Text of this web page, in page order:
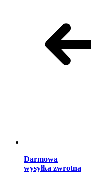
Darmowa
wysyłka zwrotna